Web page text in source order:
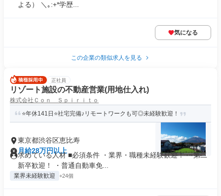
よる） ＼｡:+*学歴...
気になる
この企業の類似求人を見る
正社員
リゾート施設の不動産営業(用地仕入れ)
株式会社Ｃｏｎ Ｓｐｉｒｉｔｏ
⭐年休141日⭐社宅完備♪リモートワークも可◎未経験歓迎！
東京都渋谷区恵比寿
月給28万円以上
求めている人材 ■必須条件 ・業界・職種未経験歓迎！ ・第二
新卒歓迎！ ・普通自動車免...
業界未経験歓迎 +24個